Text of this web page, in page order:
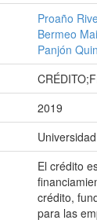
Proaño
Bermeo
Panjón
2019
El crédito
crédito,
para las